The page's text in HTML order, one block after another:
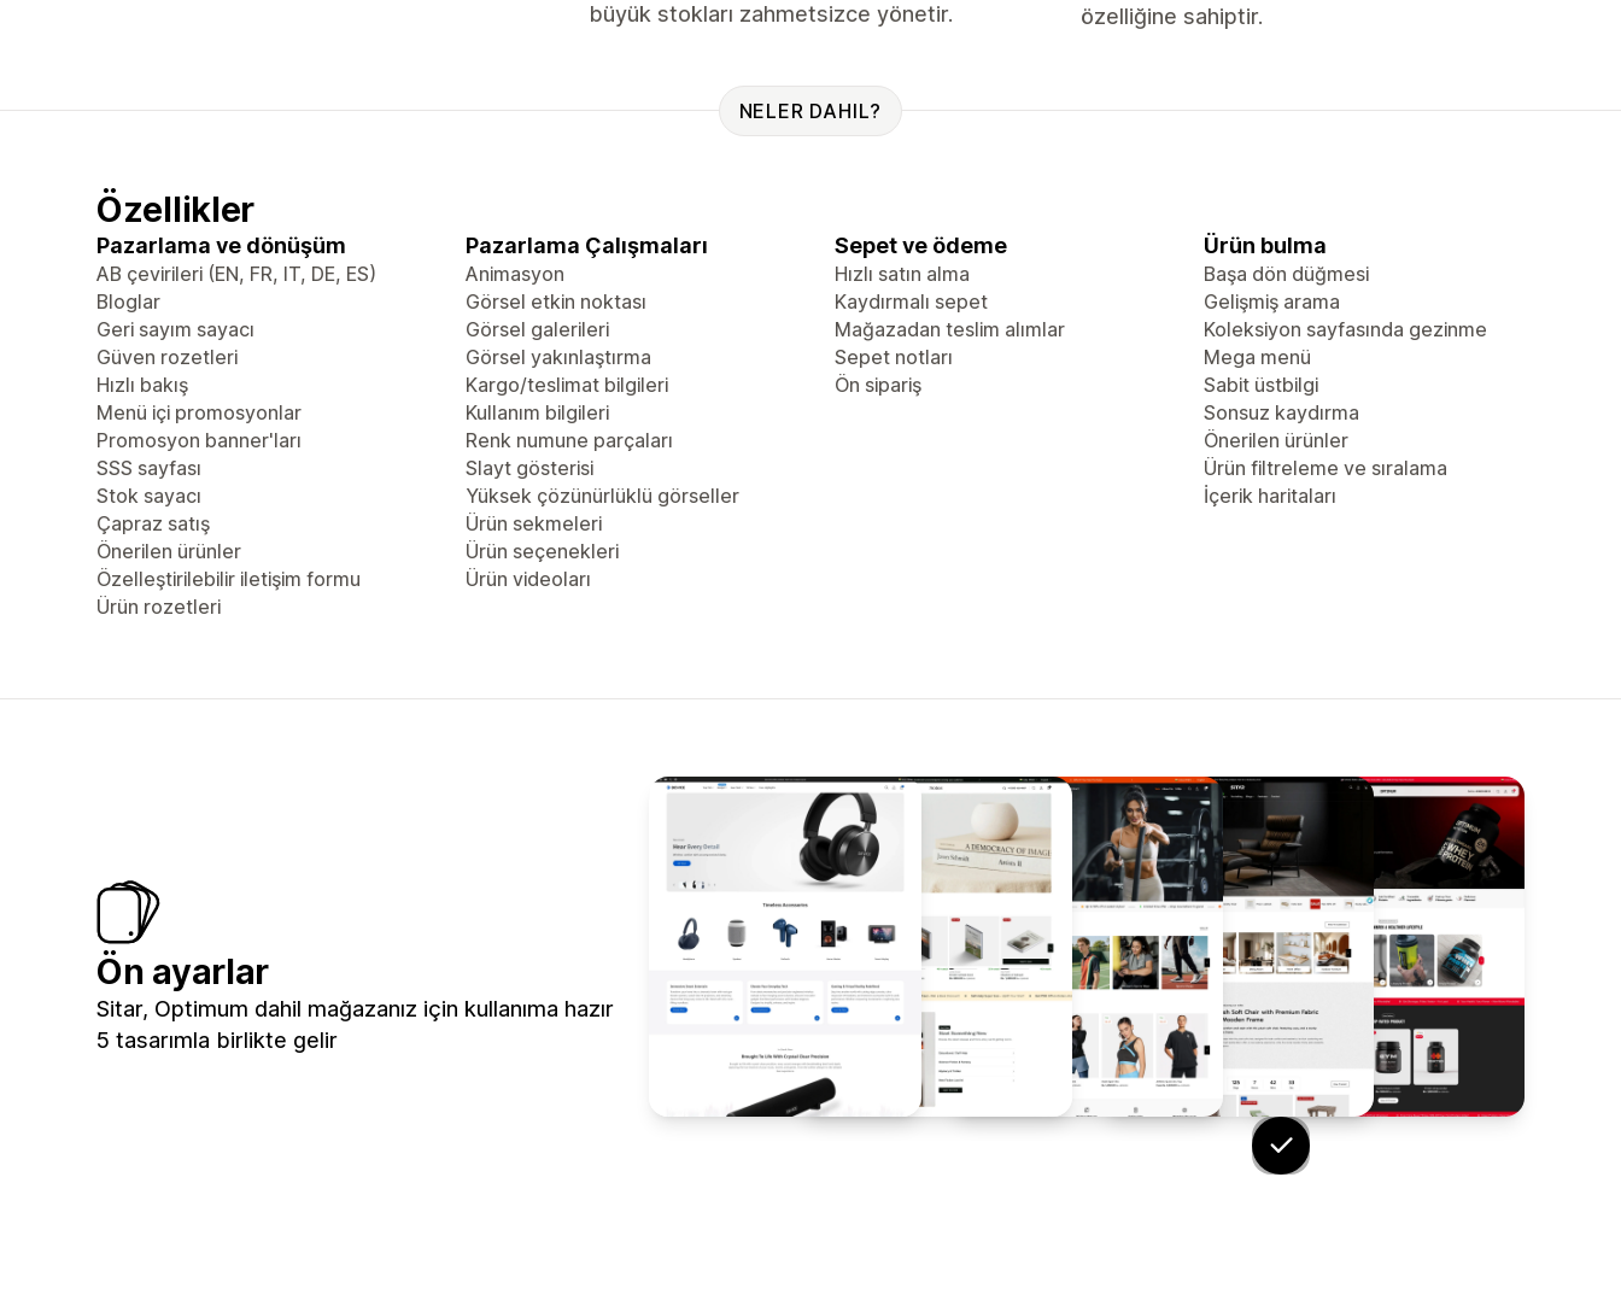
büyük stokları zahmetsizce yönetir.
özelliğine sahiptir.
NELER DAHIL?
Özellikler
Pazarlama ve dönüşüm
AB çevirileri (EN, FR, IT, DE, ES)
Bloglar
Geri sayım sayacı
Güven rozetleri
Hızlı bakış
Menü içi promosyonlar
Promosyon banner'ları
SSS sayfası
Stok sayacı
Çapraz satış
Önerilen ürünler
Özelleştirilebilir iletişim formu
Ürün rozetleri
Pazarlama Çalışmaları
Animasyon
Görsel etkin noktası
Görsel galerileri
Görsel yakınlaştırma
Kargo/teslimat bilgileri
Kullanım bilgileri
Renk numune parçaları
Slayt gösterisi
Yüksek çözünürlüklü görseller
Ürün sekmeleri
Ürün seçenekleri
Ürün videoları
Sepet ve ödeme
Hızlı satın alma
Kaydırmalı sepet
Mağazadan teslim alımlar
Sepet notları
Ön sipariş
Ürün bulma
Başa dön düğmesi
Gelişmiş arama
Koleksiyon sayfasında gezinme
Mega menü
Sabit üstbilgi
Sonsuz kaydırma
Önerilen ürünler
Ürün filtreleme ve sıralama
İçerik haritaları
Ön ayarlar
Sitar, Optimum dahil mağazanız için kullanıma hazır
5 tasarımla birlikte gelir